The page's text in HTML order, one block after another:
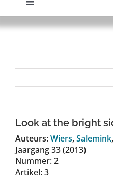
Toggle
Navigation
Home
TDT Overzicht
Over Dth
Look at the bright
Auteurs:Wiers,Salemink,
Jaargang 33 (2013)
Nummer: 2
Artikel: 3